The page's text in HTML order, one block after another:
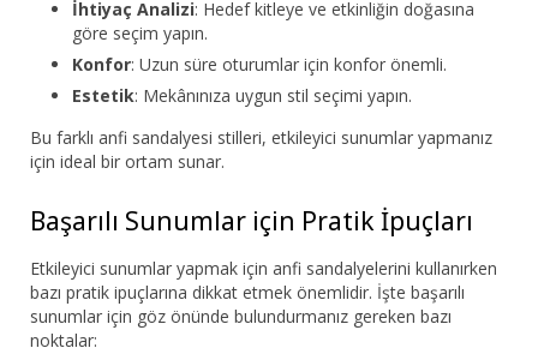
İhtiyaç Analizi: Hedef kitleye ve etkinliğin doğasına
göre seçim yapın.
Konfor: Uzun süre oturumlar için konfor önemli.
Estetik: Mekânınıza uygun stil seçimi yapın.
Bu farklı anfi sandalyesi stilleri, etkileyici sunumlar yapmanız
için ideal bir ortam sunar.
Başarılı Sunumlar için Pratik İpuçları
Etkileyici sunumlar yapmak için anfi sandalyelerini kullanırken
bazı pratik ipuçlarına dikkat etmek önemlidir. İşte başarılı
sunumlar için göz önünde bulundurmanız gereken bazı
noktalar: